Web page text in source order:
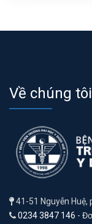
Về chúng tôi
41-51 Nguyễn
0234 3847 146 -